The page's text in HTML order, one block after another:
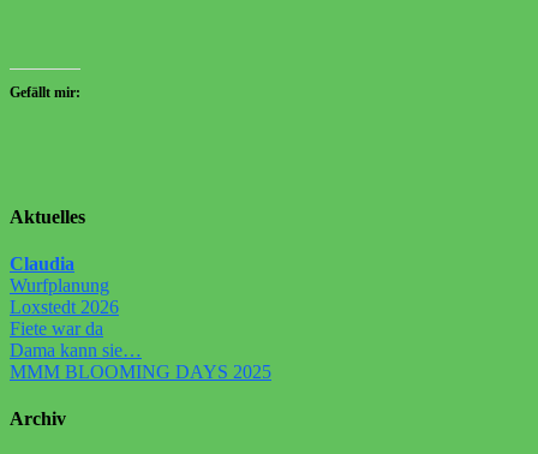
Gefällt mir:
Aktuelles
Claudia
Wurfplanung
Loxstedt 2026
Fiete war da
Dama kann sie…
MMM BLOOMING DAYS 2025
Archiv